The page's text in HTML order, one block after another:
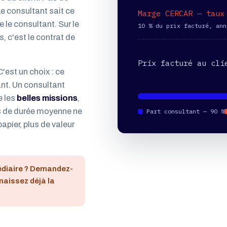
consultant sait ce
le consultant. Sur le
c'est le contrat de
un choix : ce
Un consultant
les belles missions,
durée moyenne ne
plus de valeur
? Demandez-
déjà la
Marge CERCAR —
10 % du prix facturé,
Prix facturé au
Part consultant — 90 %